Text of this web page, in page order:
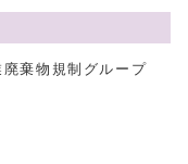
棄物規制グループ